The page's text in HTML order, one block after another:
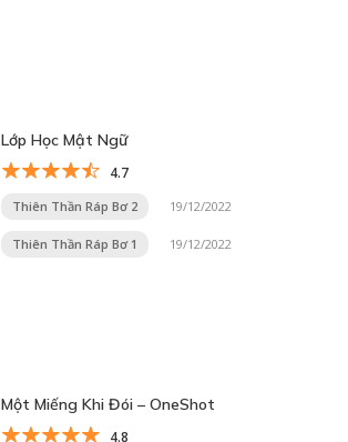
Lớp Học Mật Ngữ
4.7
Thiên Thần Ráp Bơ 2 19/12/2022
Thiên Thần Ráp Bơ 1 19/12/2022
Một Miếng Khi Đói – OneShot
4.8